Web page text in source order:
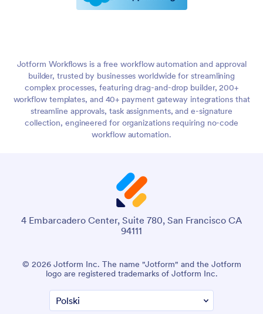
Jotform Workflows is a free workflow automation and approval
builder, trusted by businesses worldwide for streamlining
complex processes, featuring drag-and-drop builder, 200+
workflow templates, and 40+ payment gateway integrations that
streamline approvals, task assignments, and e-signature
collection, engineered for organizations requiring no-code
workflow automation.
4 Embarcadero Center, Suite 780, San Francisco CA
94111
© 2026 Jotform Inc. The name "Jotform" and the Jotform
logo are registered trademarks of Jotform Inc.